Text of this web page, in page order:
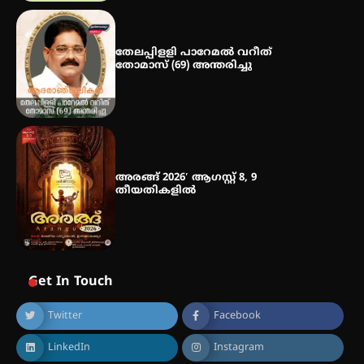
തേലപ്പിളളി പാറേമൽ വറീത്
തോമാസ് (69) അന്തരിച്ചു
അരങ്ങ് 2026′ ആഗസ്റ്റ് 8, 9
തീയതികളിൽ
Get In Touch
Twitter Facebook
LinkedIn Instagram